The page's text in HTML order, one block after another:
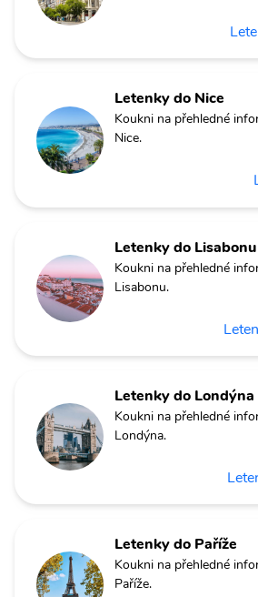
Letenky do Nice
Koukni na přehledné
Nice.
Letenky do Lisabonu
Koukni na přehledné
Lisabonu.
Letenky do Londýna
Koukni na přehledné
Londýna.
Letenky do Paříže
Koukni na přehledné
Paříže.